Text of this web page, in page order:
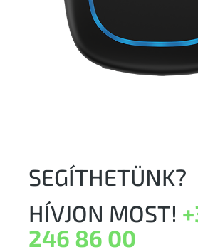
SEGÍTHETÜNK?
HÍVJON MOST!
246 86 00